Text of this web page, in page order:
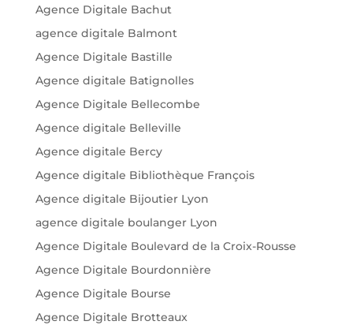
Agence Digitale Bachut
agence digitale Balmont
Agence Digitale Bastille
Agence digitale Batignolles
Agence Digitale Bellecombe
Agence digitale Belleville
Agence digitale Bercy
Agence digitale Bibliothèque François
Agence digitale Bijoutier Lyon
agence digitale boulanger Lyon
Agence Digitale Boulevard de la Croix-Rousse
Agence Digitale Bourdonnière
Agence Digitale Bourse
Agence Digitale Brotteaux